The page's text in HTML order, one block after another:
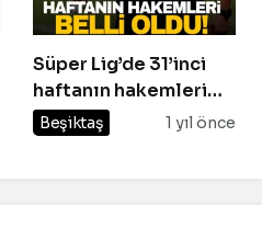
Süper Lig’de 31’inci
haftanın hakemleri
belli oldu
Beşiktaş 1 yıl önce